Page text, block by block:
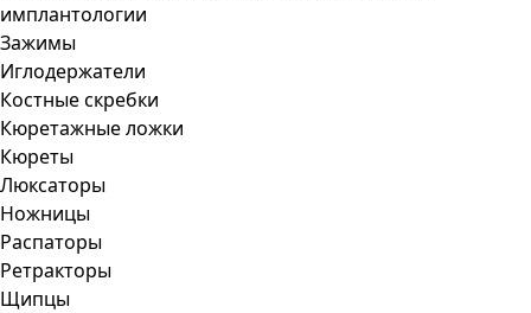
имплантологии
Зажимы
Иглодержатели
Костные скребки
Кюретажные ложки
Кюреты
Люксаторы
Ножницы
Распаторы
Ретракторы
Щипцы